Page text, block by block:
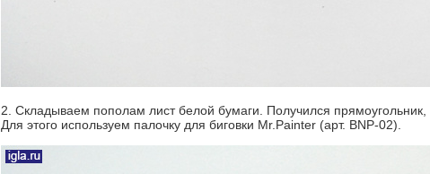
2. Складываем пополам лист белой бумаги. Получился
Для этого используем палочку для биговки Mr.Painter (арт. BNP-02).